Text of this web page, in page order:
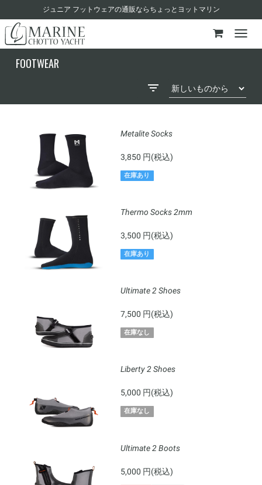
ジュニア フットウェアの通販ならちょっとヨットマリン
FOOTWEAR
Metalite Socks
3,850 円(税込)
在庫あり
Thermo Socks 2mm
3,500 円(税込)
在庫あり
Ultimate 2 Shoes
7,500 円(税込)
在庫なし
Liberty 2 Shoes
5,000 円(税込)
在庫なし
Ultimate 2 Boots
5,000 円(税込)